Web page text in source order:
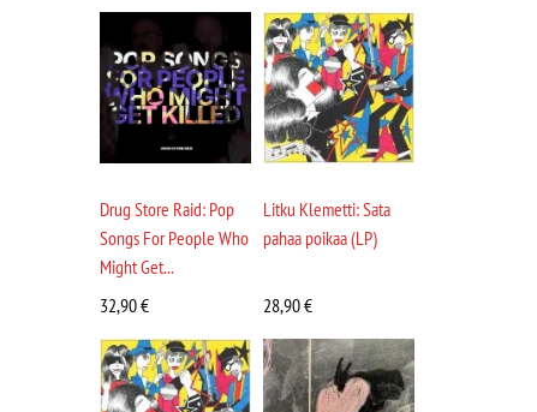
Drug Store Raid: Pop
Songs For People Who
Might Get...
32,90€
Litku Klemetti: Sata
pahaa poikaa (LP)
28,90€